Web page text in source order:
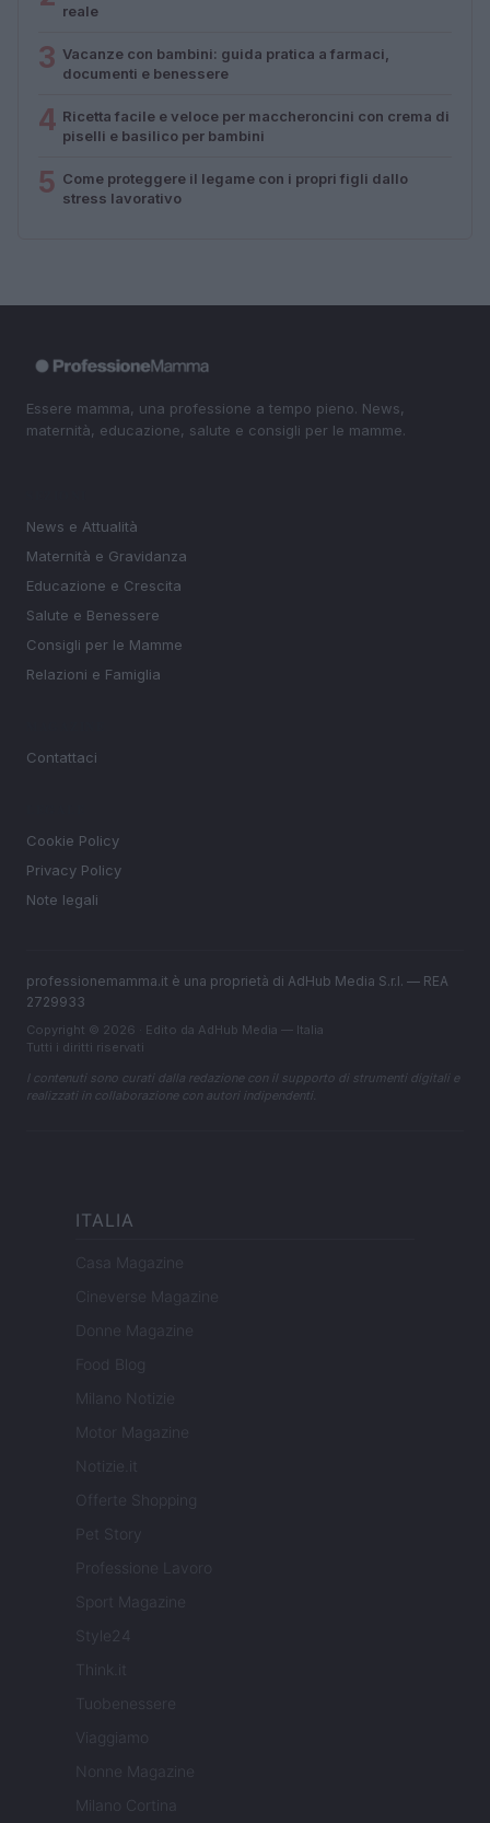
reale
3 Vacanze con bambini: guida pratica a farmaci,
documenti e benessere
4 Ricetta facile e veloce per maccheroncini con crema di
piselli e basilico per bambini
5 Come proteggere il legame con i propri figli dallo
stress lavorativo
Essere mamma, una professione a tempo pieno. News,
maternità, educazione, salute e consigli per le mamme.
News e Attualità
Maternità e Gravidanza
Educazione e Crescita
Salute e Benessere
Consigli per le Mamme
Relazioni e Famiglia
Contattaci
Cookie Policy
Privacy Policy
Note legali
professionemamma.it è una proprietà di AdHub Media S.r.l. — REA
2729933
Copyright © 2026 · Edito da AdHub Media — Italia
Tutti i diritti riservati
I contenuti sono curati dalla redazione con il supporto di strumenti digitali e
realizzati in collaborazione con autori indipendenti.
ITALIA
Casa Magazine
Cineverse Magazine
Donne Magazine
Food Blog
Milano Notizie
Motor Magazine
Notizie.it
Offerte Shopping
Pet Story
Professione Lavoro
Sport Magazine
Style24
Think.it
Tuobenessere
Viaggiamo
Nonne Magazine
Milano Cortina